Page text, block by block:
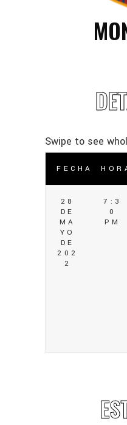
FECHA
28
DE
MA
YO
DE
202
2
7:3
0
PM